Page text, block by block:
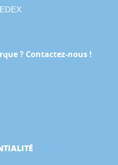
? Contactez-nous !